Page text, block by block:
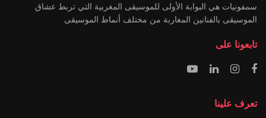
سمفونيات هي البوابة الأولى للموسيقى المغربية التي تربط عشاق
الموسيقى بالفنانين المغاربة من مختلف أنماط الموسيقى
تابعونا على
تعرف علينا